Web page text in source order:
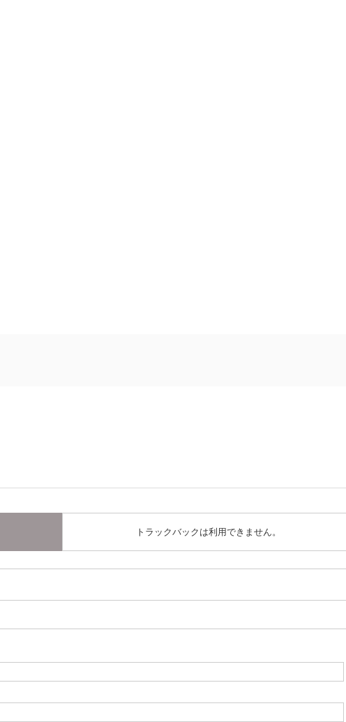
トラックバックは利用できません。